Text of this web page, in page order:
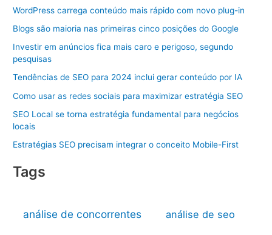
WordPress carrega conteúdo mais rápido com novo plug-in
Blogs são maioria nas primeiras cinco posições do Google
Investir em anúncios fica mais caro e perigoso, segundo
pesquisas
Tendências de SEO para 2024 inclui gerar conteúdo por IA
Como usar as redes sociais para maximizar estratégia SEO
SEO Local se torna estratégia fundamental para negócios
locais
Estratégias SEO precisam integrar o conceito Mobile-First
Tags
análise de concorrentes análise de seo